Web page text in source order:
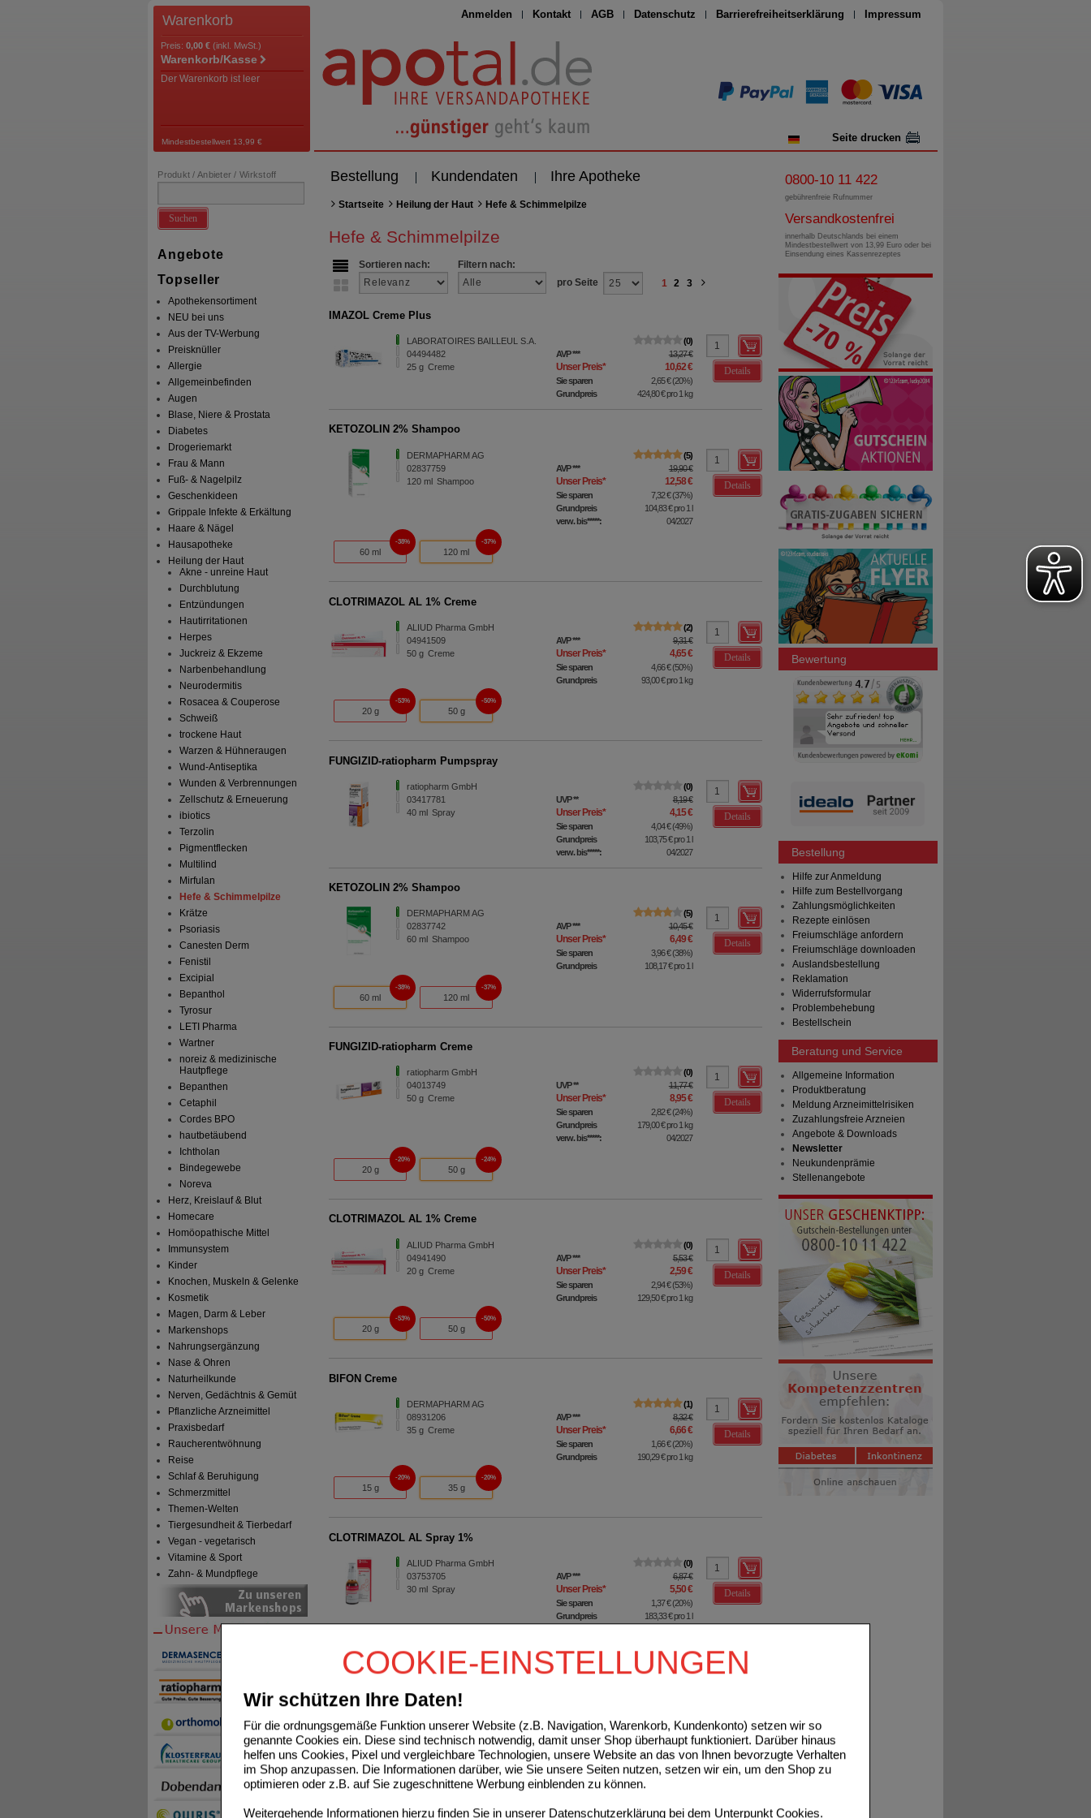
COOKIE-EINSTELLUNGEN
Wir schützen Ihre Daten!
Für die ordnungsgemäße Funktion unserer Website (z.B. Navigation, Warenkorb, Kundenkonto) setzen wir so
genannte Cookies ein. Diese sind technisch notwendig, damit unser Shop überhaupt funktioniert. Darüber hinaus
helfen uns Cookies, Pixel und vergleichbare Technologien, unsere Website an das von Ihnen bevorzugte Verhalten
im Shop anzupassen. Die Informationen darüber, wie Sie unsere Seiten nutzen, setzen wir ein, um den Shop zu
optimieren oder z.B. auf Sie zugeschnittene Werbung einblenden zu können.
Weitergehende Informationen hierzu finden Sie in unserer Datenschutzerklärung bei dem Unterpunkt Cookies.
Anmelden Kontakt AGB Datenschutz Barrierefreiheitserklärung Impressum
Seite drucken
Warenkorb
Preis: 0,00 € (inkl. MwSt.)
Warenkorb/Kasse
Der Warenkorb ist leer
Mindestbestellwert 13,99 €
Bestellung Kundendaten Ihre Apotheke
Produkt / Anbieter / Wirkstoff
Suchen
Angebote
Topseller
Apothekensortiment
NEU bei uns
Aus der TV-Werbung
Preisknüller
Allergie
Allgemeinbefinden
Augen
Blase, Niere & Prostata
Diabetes
Drogeriemarkt
Frau & Mann
Fuß- & Nagelpilz
Geschenkideen
Grippale Infekte & Erkältung
Haare & Nägel
Hausapotheke
Heilung der Haut
Akne - unreine Haut
Durchblutung
Entzündungen
Hautirritationen
Herpes
Juckreiz & Ekzeme
Narbenbehandlung
Neurodermitis
Rosacea & Couperose
Schweiß
trockene Haut
Warzen & Hühneraugen
Wund-Antiseptika
Wunden & Verbrennungen
Zellschutz & Erneuerung
ibiotics
Terzolin
Pigmentflecken
Multilind
Mirfulan
Hefe & Schimmelpilze
Krätze
Psoriasis
Canesten Derm
Fenistil
Excipial
Bepanthol
Tyrosur
LETI Pharma
Wartner
noreiz & medizinische
Hautpflege
Bepanthen
Cetaphil
Cordes BPO
hautbetäubend
Ichtholan
Bindegewebe
Noreva
Herz, Kreislauf & Blut
Homecare
Homöopathische Mittel
Immunsystem
Kinder
Knochen, Muskeln & Gelenke
Kosmetik
Magen, Darm & Leber
Markenshops
Nahrungsergänzung
Nase & Ohren
Naturheilkunde
Nerven, Gedächtnis & Gemüt
Pflanzliche Arzneimittel
Praxisbedarf
Raucherentwöhnung
Reise
Schlaf & Beruhigung
Schmerzmittel
Themen-Welten
Tiergesundheit & Tierbedarf
Vegan - vegetarisch
Vitamine & Sport
Zahn- & Mundpflege
Startseite Heilung der Haut Hefe & Schimmelpilze
Hefe & Schimmelpilze
Sortieren nach:
Filtern nach:
pro Seite
1 2 3
IMAZOL Creme Plus
LABORATOIRES BAILLEUL S.A.
04494482
25g Creme
0
AVP*** 13,27 €
Unser Preis* 10,62 €
Sie sparen 2,65 €(20%)
Grundpreis
424,80 €pro 1 kg
Details
KETOZOLIN 2% Shampoo
DERMAPHARM AG
02837759
120 ml Shampoo
5
AVP*** 19,90 €
Unser Preis* 12,58 €
Sie sparen 7,32 €(37%)
Grundpreis
104,83 €pro 1 l
verw. bis*****:
04/2027
Details
60 ml
38%
120 ml
37%
CLOTRIMAZOL AL 1% Creme
ALIUD Pharma GmbH
04941509
50g Creme
2
AVP*** 9,31 €
Unser Preis* 4,65 €
Sie sparen 4,66 €(50%)
Grundpreis
93,00 €pro 1 kg
Details
20 g
53%
50 g
50%
FUNGIZID-ratiopharm Pumpspray
ratiopharm GmbH
03417781
40 ml Spray
0
UVP** 8,19 €
Unser Preis* 4,15 €
Sie sparen 4,04 €(49%)
Grundpreis
103,75 €pro 1 l
verw. bis*****:
04/2027
Details
KETOZOLIN 2% Shampoo
DERMAPHARM AG
02837742
60 ml Shampoo
5
AVP*** 10,45 €
Unser Preis* 6,49 €
Sie sparen 3,96 €(38%)
Grundpreis
108,17 €pro 1 l
Details
60 ml
38%
120 ml
37%
FUNGIZID-ratiopharm Creme
ratiopharm GmbH
04013749
50g Creme
0
UVP** 11,77 €
Unser Preis* 8,95 €
Sie sparen 2,82 €(24%)
Grundpreis
179,00 €pro 1 kg
verw. bis*****:
04/2027
Details
20 g
20%
50 g
24%
CLOTRIMAZOL AL 1% Creme
ALIUD Pharma GmbH
04941490
20g Creme
0
AVP*** 5,53 €
Unser Preis* 2,59 €
Sie sparen 2,94 €(53%)
Grundpreis
129,50 €pro 1 kg
Details
20 g
53%
50 g
50%
BIFON Creme
DERMAPHARM AG
08931206
35g Creme
1
AVP*** 8,32 €
Unser Preis* 6,66 €
Sie sparen 1,66 €(20%)
Grundpreis
190,29 €pro 1 kg
Details
15 g
20%
35 g
20%
CLOTRIMAZOL AL Spray 1%
ALIUD Pharma GmbH
03753705
30 ml Spray
0
AVP*** 6,87 €
Unser Preis* 5,50 €
Sie sparen 1,37 €(20%)
Grundpreis
183,33 €pro 1 l
Details
FUNGIZID-ratiopharm Extra Creme
ratiopharm GmbH
30g Creme
1
Grundpreis
288,33 €pro 1 kg
15 g
48%
30 g
46%
EPI PEVARYL P.v. Btl. Lösung
0800-10 11 422
gebührenfreie Rufnummer
Versandkostenfrei
innerhalb Deutschlands bei einem
Mindestbestellwert von 13,99 Euro oder bei
Einsendung eines Kassenrezeptes
Bewertung
Bestellung
Hilfe zur Anmeldung
Hilfe zum Bestellvorgang
Zahlungsmöglichkeiten
Rezepte einlösen
Freiumschläge anfordern
Freiumschläge downloaden
Auslandsbestellung
Reklamation
Widerrufsformular
Problembehebung
Bestellschein
Beratung und Service
Allgemeine Information
Produktberatung
Meldung Arzneimittelrisiken
Zuzahlungsfreie Arzneien
Angebote & Downloads
Newsletter
Neukundenprämie
Stellenangebote